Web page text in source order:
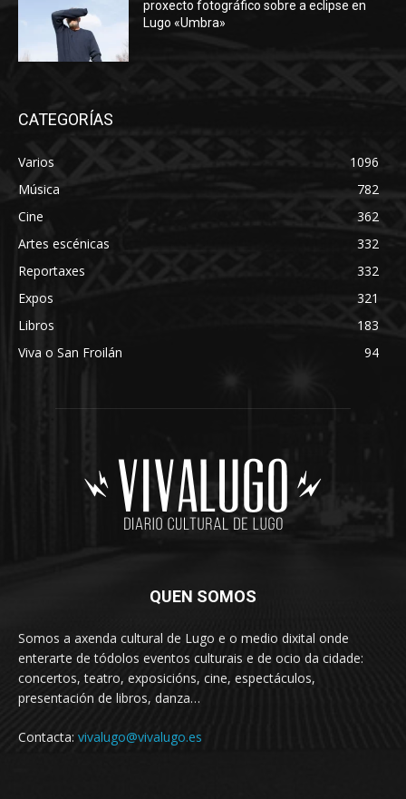
proxecto fotográfico sobre a eclipse en
Lugo «Umbra»
CATEGORÍAS
Varios
1096
Música
782
Cine
362
Artes escénicas
332
Reportaxes
332
Expos
321
Libros
183
Viva o San Froilán
94
QUEN SOMOS
Somos a axenda cultural de Lugo e o medio dixital onde
enterarte de tódolos eventos culturais e de ocio da cidade:
concertos, teatro, exposicións, cine, espectáculos,
presentación de libros, danza…
Contacta: vivalugo@vivalugo.es